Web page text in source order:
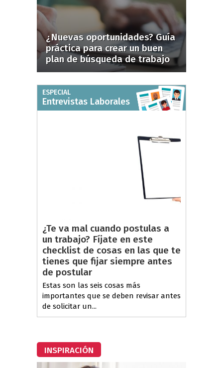
¿Nuevas oportunidades? Guía
práctica para crear un buen
plan de búsqueda de trabajo
ESPECIAL
Entrevistas Laborales
¿Te va mal cuando postulas a
un trabajo? Fíjate en este
checklist de cosas en las que te
tienes que fijar siempre antes
de postular
Estas son las seis cosas más
importantes que se deben revisar antes
de solicitar un...
INSPIRACIÓN